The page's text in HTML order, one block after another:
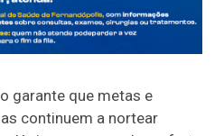
garante que metas e
continuem a nortear